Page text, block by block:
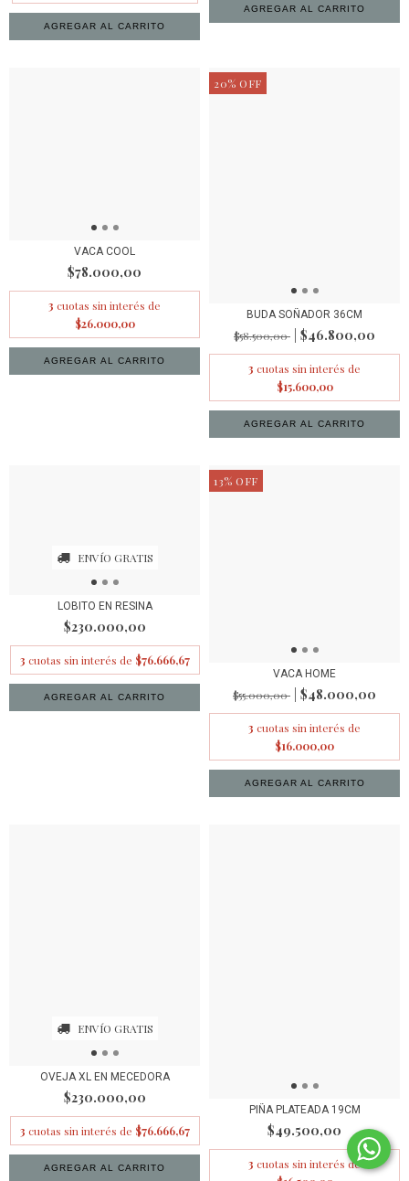
VACA COOL
$78.000,00
3 cuotas sin interés de
$26.000,00
20% OFF
BUDA SOÑADOR 36CM
$58.500,00 $46.800,00
3 cuotas sin interés de
$15.600,00
ENVÍO GRATIS
LOBITO EN RESINA
$230.000,00
3 cuotas sin interés de $76.666,67
13% OFF
VACA HOME
$55.000,00 $48.000,00
3 cuotas sin interés de
$16.000,00
AGREGAR AL CARRITO
ENVÍO GRATIS
OVEJA XL EN MECEDORA
$230.000,00
3 cuotas sin interés de $76.666,67
PIÑA PLATEADA 19CM
$49.500,00
3 cuotas sin interés de